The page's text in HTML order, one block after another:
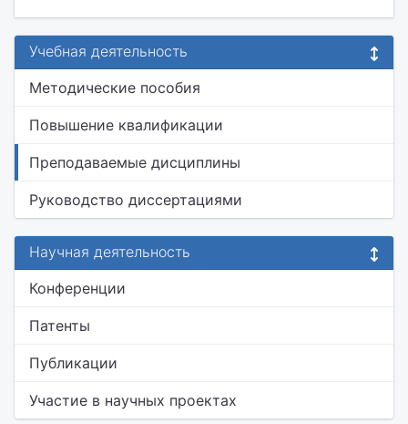
Учебная деятельность
Методические пособия
Повышение квалификации
Преподаваемые дисциплины
Руководство диссертациями
Научная деятельность
Конференции
Патенты
Публикации
Участие в научных проектах